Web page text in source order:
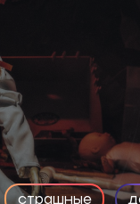
страшные